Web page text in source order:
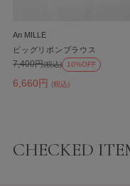
An MILLE
ビッグリボンブラウス
6,660円 (税込)
7,400円(税込) 10%OFF
CHECKED